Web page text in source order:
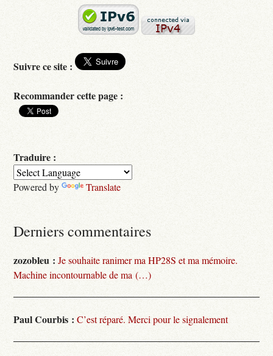
Suivre ce site :
Recommander cette page :
Traduire :
Powered by Translate
Derniers commentaires
zozobleu : Je souhaite ranimer ma HP28S et ma mémoire.
Machine incontournable de ma (…)
Paul Courbis : C’est réparé. Merci pour le signalement